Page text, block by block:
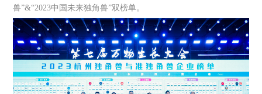
兽”&“2023中国未来独角兽”双榜单。